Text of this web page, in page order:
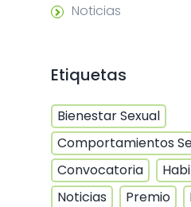
Noticias
Etiquetas
Bienestar Sexual
Comportamientos
Convocatoria
Noticias
Premio